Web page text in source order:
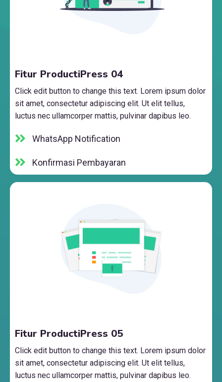
Fitur ProductiPress 04
Click edit button to change this text. Lorem ipsum dolor
sit amet, consectetur adipiscing elit. Ut elit tellus,
luctus nec ullamcorper mattis, pulvinar dapibus leo.
WhatsApp Notification
Konfirmasi Pembayaran
Fitur ProductiPress 05
Click edit button to change this text. Lorem ipsum dolor
sit amet, consectetur adipiscing elit. Ut elit tellus,
luctus nec ullamcorper mattis, pulvinar dapibus leo.